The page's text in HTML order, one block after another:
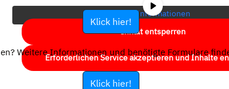
Mehr Informationen
Inhalt entsperren
Erforderlichen Service akzeptieren und Inhalte
Klick hier!
Weitere Informationen und benötigte Formulare
Klick hier!